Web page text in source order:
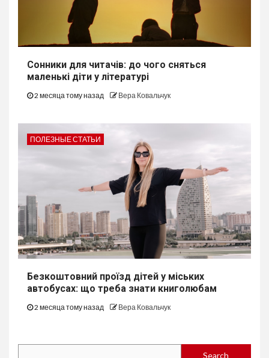
Сонники для читачів: до чого сняться
маленькі діти у літературі
2 месяца тому назад Вера Ковальчук
ПОЛЕЗНЫЕ СТАТЬИ
Безкоштовний проїзд дітей у міських
автобуcах: що треба знати книголюбам
2 месяца тому назад Вера Ковальчук
Search